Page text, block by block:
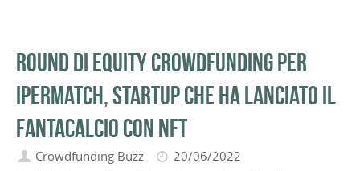
Round di equity crowdfunding per
Ipermatch, startup che ha lanciato il
fantacalcio con NFT
Crowdfunding Buzz
20/06/2022